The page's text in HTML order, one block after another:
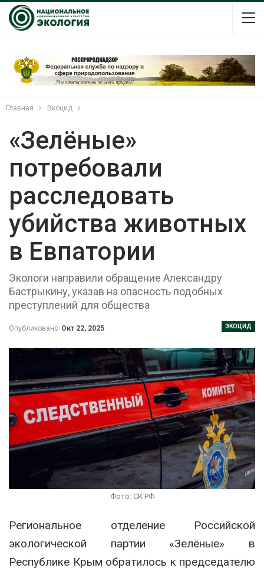
Главная Экоцид
«Зелёные»
потребовали
расследовать
убийства животных
в Евпатории
Экологи направили обращение Александру
Бастрыкину, указав на опасность подобных
преступлений для общества
ЭКОЦИД
Опубликовано Окт 22, 2025
Фото: СК РФ
Региональное отделение Российской
экологической партии «Зелёные» в
Республике Крым обратилось к председателю